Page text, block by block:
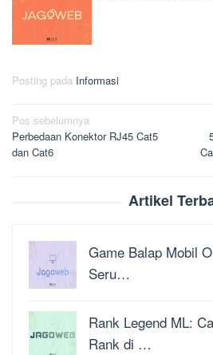
Posting pada Informasi
Navigasi
pos
Pos sebelumnya
Perbedaan Konektor RJ45 Cat5
dan Cat6
Artikel
Game Balap Mobil
Seru…
Rank Legend ML:
Rank di …